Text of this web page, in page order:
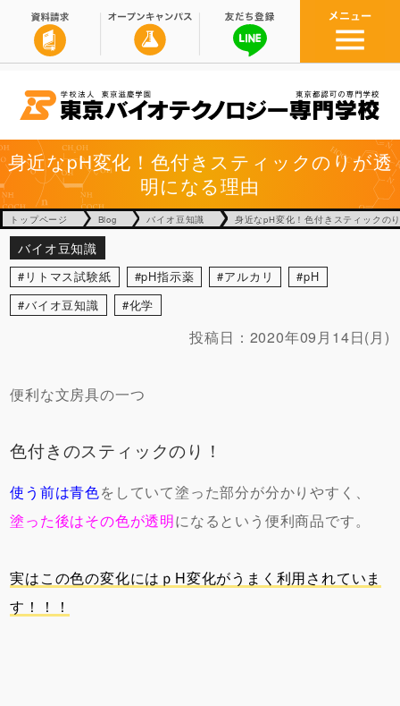
身近なpH変化！色付きスティックのりが透
明になる理由
トップページ Blog バイオ豆知識 身近なpH変化！色付きスティックの
バイオ豆知識
リトマス試験紙 pH指示薬 アルカリ
pH
バイオ豆知識
化学
投稿日： 2020年09月14日(月)
便利な文房具の一つ
色付きのスティックのり！
使う前は青色をしていて塗った部分が分かりやすく、
塗った後はその色が透明になるという便利商品です。
実はこの色の変化にはｐH変化がうまく利用されていま
す！！！